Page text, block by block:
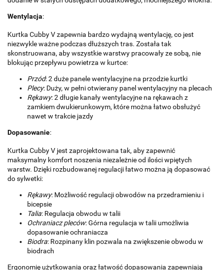
Wentylacja:
Kurtka Cubby V zapewnia bardzo wydajną wentylację, co jest
niezwykle ważne podczas dłuższych tras. Została tak
skonstruowana, aby wszystkie warstwy pracowały ze sobą, nie
blokując przepływu powietrza w kurtce:
Przód: 2 duże panele wentylacyjne na przodzie kurtki
Plecy: Duży, w pełni otwierany panel wentylacyjny na plecach
Rękawy: 2 długie kanały wentylacyjne na rękawach z
zamkiem dwukierunkowym, które można łatwo obsłużyć
nawet w trakcie jazdy
Dopasowanie:
Kurtka Cubby V jest zaprojektowana tak, aby zapewnić
maksymalny komfort noszenia niezależnie od ilości wpiętych
warstw. Dzięki rozbudowanej regulacji łatwo można ją dopasować
do sylwetki:
Rękawy: Możliwość regulacji obwodów na przedramieniu i
bicepsie
Talia: Regulacja obwodu w talii
Ochraniacz pleców: Górna regulacja w talii umożliwia
dopasowanie ochraniacza
Biodra: Rozpinany klin pozwala na zwiększenie obwodu w
biodrach
Ergonomię użytkowania oraz łatwość dopasowania zapewniają